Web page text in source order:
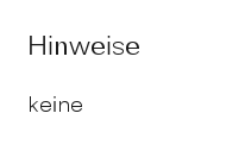
Hinweise
keine